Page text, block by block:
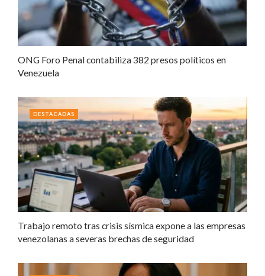
ONG Foro Penal contabiliza 382 presos políticos en
Venezuela
Trabajo remoto tras crisis sísmica expone a las empresas
venezolanas a severas brechas de seguridad
DESTACADAS